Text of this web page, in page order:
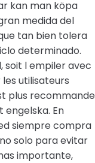
kan man köpa
medida del
tan bien tolera
determinado.
soit l empiler avec
utilisateurs
plus recommande
En
siempre compra
solo para evitar
importante,